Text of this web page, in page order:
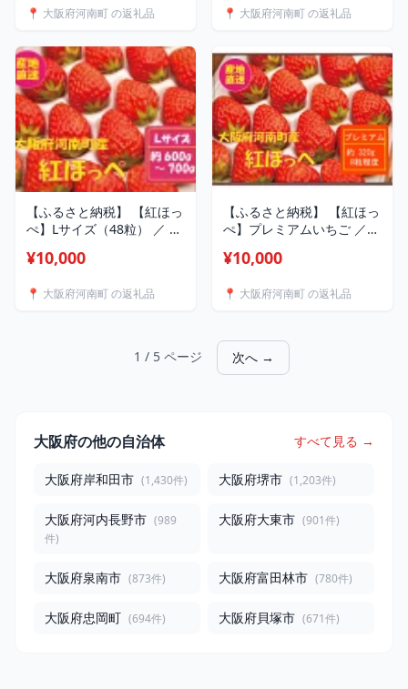
ック 香り豊か 甘酸っぱい
送料無料 No.407
📍 大阪府河南町 の返礼品
オーガニック 香り豊か 甘
国産 河南町産 大阪府 特産
送料無料 No.406
📍 大阪府河南町 の返礼品
【ふるさと納税】 【紅ほっ
ぺ】Lサイズ（48粒） ／ べ
ルーツ 大きい 大粒 丁寧梱
ト 国産 河南町産 大阪府 特
¥10,000
📍 大阪府河南町 の返礼品
【ふるさと納税】 【紅ほっ
ぺ】プレミアムいちご ／
フルーツ 大きい 大粒 特大
フト プレゼント 国産 河南
¥10,000
📍 大阪府河南町 の返礼品
1 / 5 ページ 次へ →
大阪府の他の自治体 すべて見る →
大阪府岸和田市 (1,430件) 大阪府堺市 (1,203件)
大阪府河内長野市 (989
件)
大阪府大東市 (901件)
大阪府泉南市 (873件) 大阪府富田林市 (780件)
大阪府忠岡町 (694件) 大阪府貝塚市 (671件)